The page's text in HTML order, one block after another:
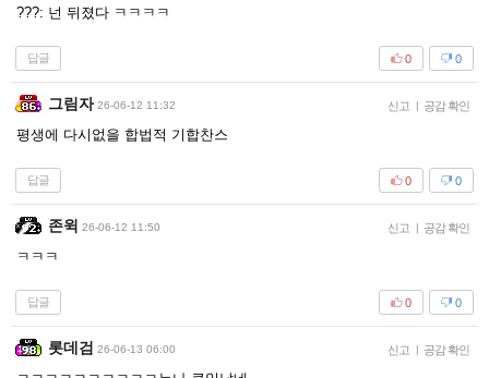
???: 넌 뒤졌다 ㅋㅋㅋㅋ
답글 0
0
그림자 26-06-12 11:32 신고 | 공감 확인
평생에 다시없을 합법적 기합찬스
답글 0
0
존윅 26-06-12 11:50 신고 | 공감 확인
ㅋㅋㅋ
답글 0
0
롯데검 26-06-13 06:00 신고 | 공감 확인